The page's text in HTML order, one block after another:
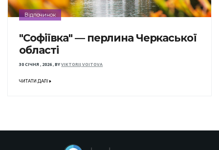
Відпочинок
"Софіївка" — перлина Черкаської
області
30 СІЧНЯ , 2026,BYVIKTORIJ VOITOVA
ЧИТАТИ ДАЛІ